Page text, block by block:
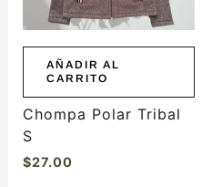
AÑADIR AL
CARRITO
Chompa Polar Tribal
S
$27.00